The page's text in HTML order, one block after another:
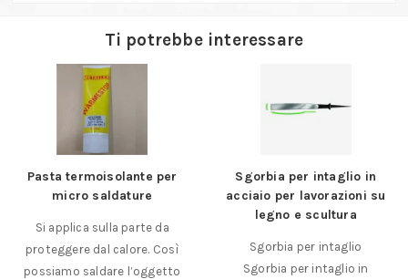
Ti potrebbe interessare
Pasta termoisolante per
micro saldature
Si applica sulla parte da
proteggere dal calore. Così
possiamo saldare l’oggetto
Sgorbia per intaglio in
acciaio per lavorazioni su
legno e scultura
Sgorbia per intaglio
Sgorbia per intaglio in